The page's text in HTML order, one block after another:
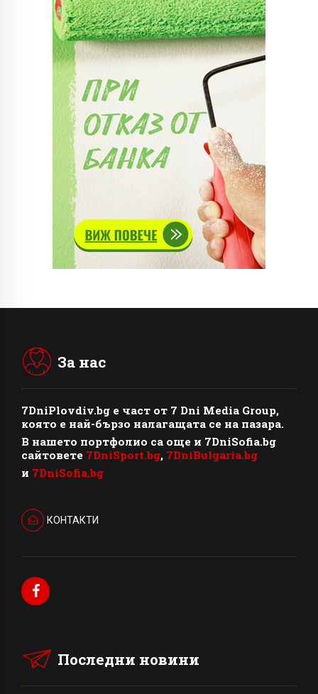
За нас
7DniPlovdiv.bg e част от 7 Dni Media Group,
която е най-бързо налагащата се на пазара.
В нашето портфолио са още и 7DniSofia.bg
сайтовете 7DniSport.bg, 7DniBulgaria.bg
и 7DniSofia.bg
КОНТАКТИ
Последни новини